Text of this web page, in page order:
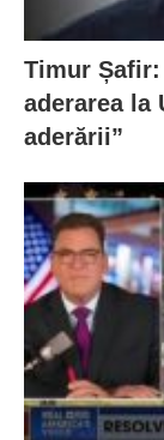
Timur
aderarea la
aderării”